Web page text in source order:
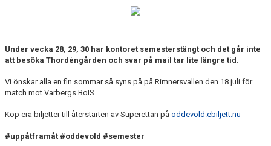
Under vecka 28, 29, 30 har kontoret semesterstängt och det går inte
att besöka Thordéngården och svar på mail tar lite längre tid.
Vi önskar alla en fin sommar så syns på på Rimnersvallen den 18 juli för
match mot Varbergs BoIS.
Köp era biljetter till återstarten av Superettan på oddevold.ebiljett.nu
#uppåtframåt #oddevold #semester